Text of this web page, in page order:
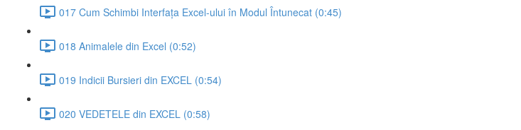
017 Cum Schimbi Interfața Excel-ului în Modul Întunecat (0:45)
018 Animalele din Excel (0:52)
019 Indicii Bursieri din EXCEL (0:54)
020 VEDETELE din EXCEL (0:58)